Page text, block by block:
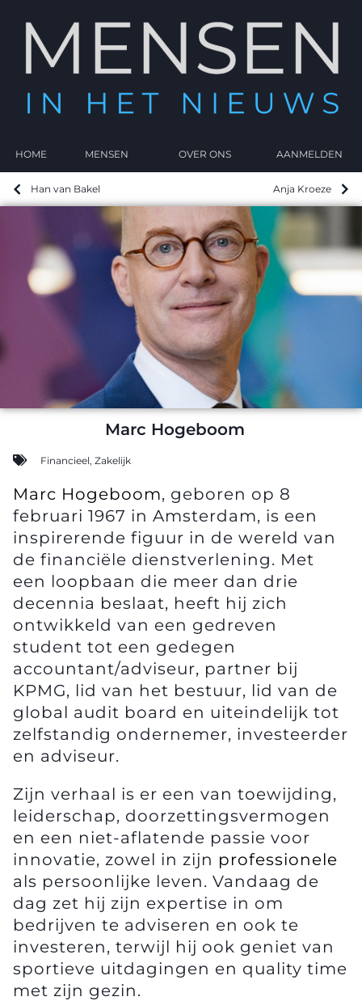
HOME MENSEN OVER ONS AANMELDEN
Han van Bakel Anja Kroeze
Marc Hogeboom, geboren op 8
februari 1967 in Amsterdam, is een
inspirerende figuur in de wereld van
de financiële dienstverlening. Met
een loopbaan die meer dan drie
decennia beslaat, heeft hij zich
ontwikkeld van een gedreven
student tot een gedegen
accountant/adviseur, partner bij
KPMG, lid van het bestuur, lid van de
global audit board en uiteindelijk tot
zelfstandig ondernemer, investeerder
en adviseur.
Zijn verhaal is er een van toewijding,
leiderschap, doorzettingsvermogen
en een niet-aflatende passie voor
innovatie, zowel in zijn professionele
als persoonlijke leven. Vandaag de
dag zet hij zijn expertise in om
bedrijven te adviseren en ook te
investeren, terwijl hij ook geniet van
sportieve uitdagingen en quality time
met zijn gezin.
Marc Hogeboom
Financieel, Zakelijk